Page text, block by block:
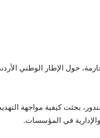
حول الإطار الوطني
بحثت كيفية مواجهة
والإدارية في المؤسسات.